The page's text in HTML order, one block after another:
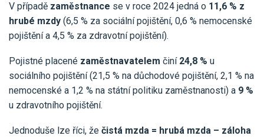
V případě zaměstnance se v roce 2024 jedná o 11,6 % z
hrubé mzdy (6,5 % za sociální pojištění, 0,6 % nemocenské
pojištění a 4,5 % za zdravotní pojištění).
Pojistné placené zaměstnavatelem činí 24,8 % u
sociálního pojištění (21,5 % na důchodové pojištění, 2,1 % na
nemocenské a 1,2 % na státní politiku zaměstnanosti) a 9 %
u zdravotního pojištění.
Jednoduše lze říci, že čistá mzda = hrubá mzda – záloha